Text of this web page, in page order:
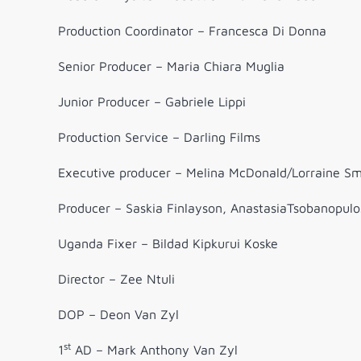
Production Coordinator – Francesca Di Donna
Senior Producer – Maria Chiara Muglia
Junior Producer – Gabriele Lippi
Production Service – Darling Films
Executive producer – Melina McDonald/Lorraine
Producer – Saskia Finlayson,
Uganda Fixer – Bildad Kipkurui Koske
Director – Zee Ntuli
DOP – Deon Van Zyl
​​1st AD – Mark Anthony Van Zyl